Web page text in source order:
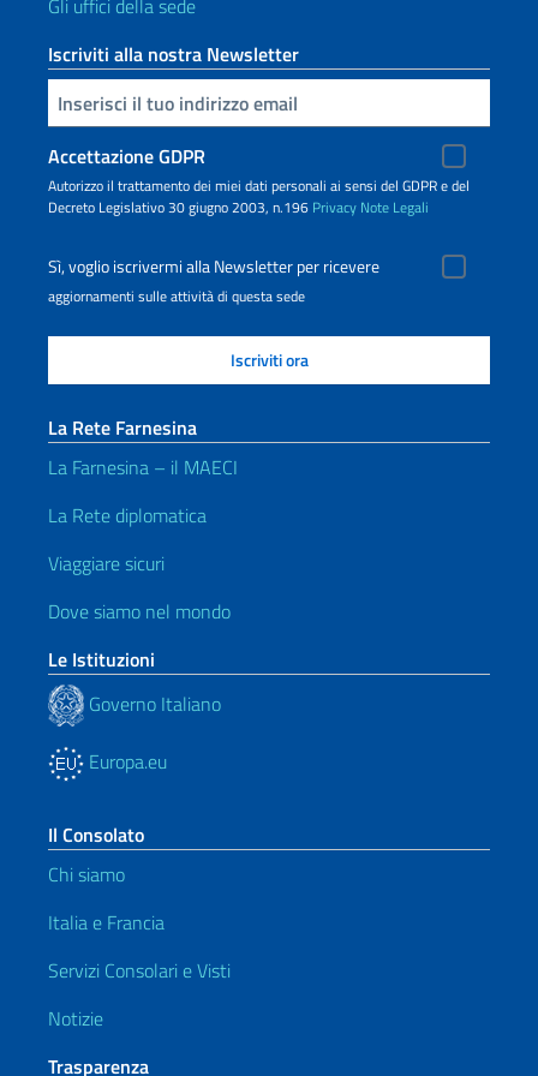
Gli uffici della sede
Iscriviti alla nostra Newsletter
Inserisci la tua email
Accettazione GDPR
Autorizzo il trattamento dei miei dati personali ai sensi del GDPR e del
Decreto Legislativo 30 giugno 2003, n.196 Privacy Note Legali
Sì, voglio iscrivermi alla Newsletter per ricevere
aggiornamenti sulle attività di questa sede
La Rete Farnesina
La Farnesina – il MAECI
La Rete diplomatica
Viaggiare sicuri
Dove siamo nel mondo
Le Istituzioni
Governo Italiano
Europa.eu
Il Consolato
Chi siamo
Italia e Francia
Servizi Consolari e Visti
Notizie
Trasparenza